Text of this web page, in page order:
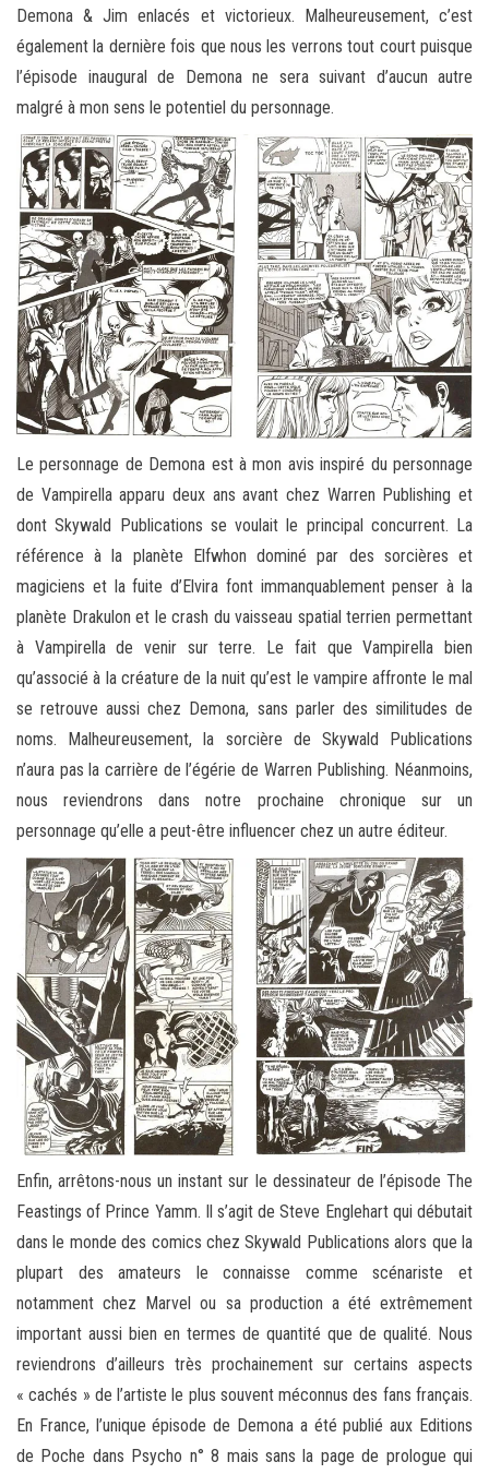
Demona & Jim enlacés et victorieux. Malheureusement, c’est
également la dernière fois que nous les verrons tout court puisque
l’épisode inaugural de Demona ne sera suivant d’aucun autre
malgré à mon sens le potentiel du personnage.
Le personnage de Demona est à mon avis inspiré du personnage
de Vampirella apparu deux ans avant chez Warren Publishing et
dont Skywald Publications se voulait le principal concurrent. La
référence à la planète Elfwhon dominé par des sorcières et
magiciens et la fuite d’Elvira font immanquablement penser à la
planète Drakulon et le crash du vaisseau spatial terrien permettant
à Vampirella de venir sur terre. Le fait que Vampirella bien
qu’associé à la créature de la nuit qu’est le vampire affronte le mal
se retrouve aussi chez Demona, sans parler des similitudes de
noms. Malheureusement, la sorcière de Skywald Publications
n’aura pas la carrière de l’égérie de Warren Publishing. Néanmoins,
nous reviendrons dans notre prochaine chronique sur un
personnage qu’elle a peut-être influencer chez un autre éditeur.
Enfin, arrêtons-nous un instant sur le dessinateur de l’épisode The
Feastings of Prince Yamm. Il s’agit de Steve Englehart qui débutait
dans le monde des comics chez Skywald Publications alors que la
plupart des amateurs le connaisse comme scénariste et
notamment chez Marvel ou sa production a été extrêmement
important aussi bien en termes de quantité que de qualité. Nous
reviendrons d’ailleurs très prochainement sur certains aspects
« cachés » de l’artiste le plus souvent méconnus des fans français.
En France, l’unique épisode de Demona a été publié aux Editions
de Poche dans Psycho n° 8 mais sans la page de prologue qui